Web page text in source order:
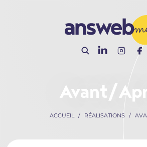
Avant/
ACCUEIL RÉALISATIONS